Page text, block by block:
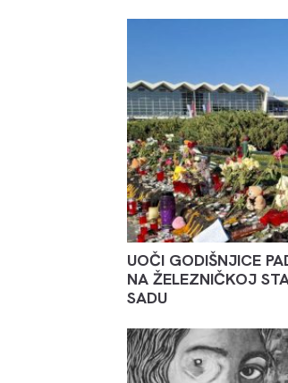
UOČI GODIŠNJICE
NA ŽELEZNIČKOJ
SADU